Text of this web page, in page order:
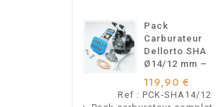
Pack
Carburateur
Dellorto SHA
Ø14/12 mm –
Pour
Motobécane
Motoconfort –
119,90 €
Ref : PCK-SHA14/12